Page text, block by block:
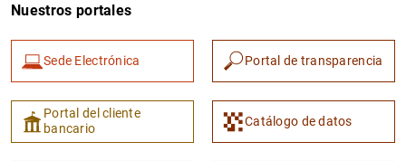
Nuestros portales
Sede Electrónica Portal de transparencia
Portal del cliente
bancario
Catálogo de datos